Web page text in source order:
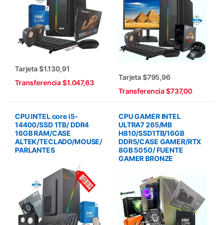
Tarjeta $1.130,91
Transferencia $1.047,63
Tarjeta $795,96
Transferencia $737,00
CPU INTEL core i5-
14400/SSD 1TB/ DDR4
16GB RAM/CASE
ALTEK/TECLADO/MOUSE/
PARLANTES
CPU GAMER INTEL
ULTRA7 265/MB
H810/SSD1TB/16GB
DDR5/CASE GAMER/RTX
8GB 5050/ FUENTE
GAMER BRONZE